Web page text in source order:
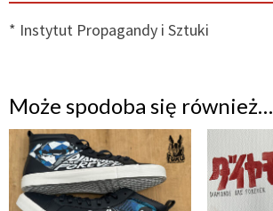
* Instytut Propagandy i Sztuki
Może spodoba się również…